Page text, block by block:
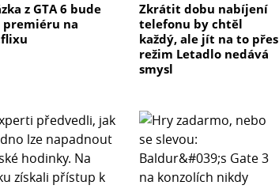
z GTA 6 bude
na
Zkrátit dobu nabíjení
telefonu by chtěl
každý, ale jít na to přes
režim Letadlo nedává
smysl